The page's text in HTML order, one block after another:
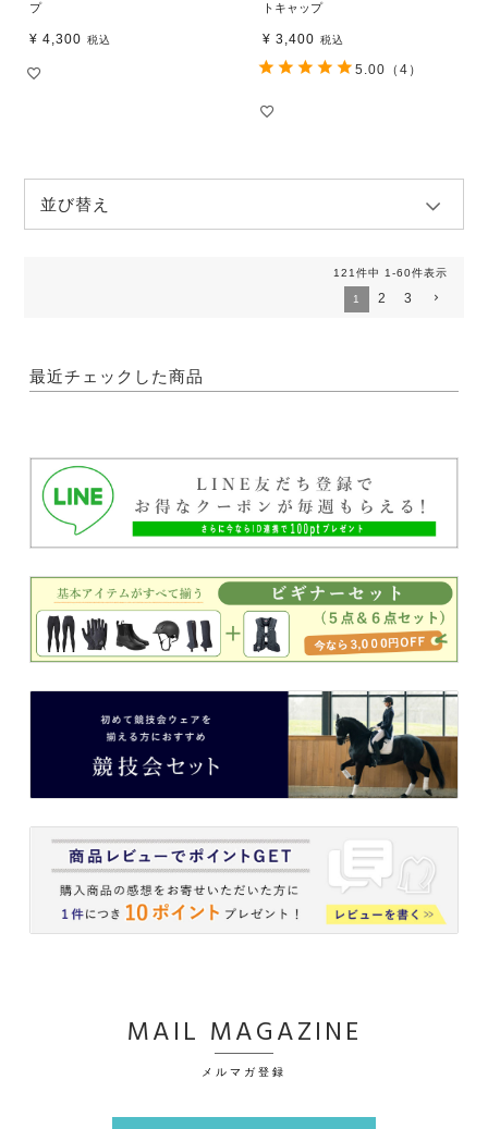
プ
¥ 4,300 税込
トキャップ
¥ 3,400 税込
5.00 （4）
並び替え
121件中 1-60件表示
1 2 3
最近チェックした商品
MAIL MAGAZINE
メルマガ登録